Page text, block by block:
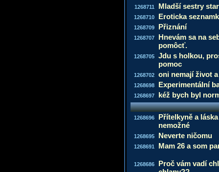
1268711 Mladší sestry
1268710 Eroticka
1268709 Přiznání
1268707
Hnevám sa na
pomôcť.
1268705
Jdu s holkou,
pomoc
1268702 oni nemají život
1268698 Experimentální
1268697 kéž bych byl
1268696
Přítelkyně a
nemožné
1268695 Neverte ničomu
1268691 Mam 26 a som
1268686
Proč vám vadí